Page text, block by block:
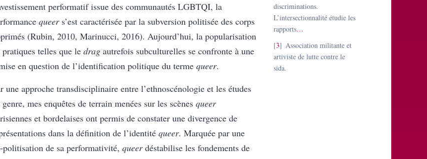
performatif issue des communautés LGBTQI, la
queers’est caractérisée par la subversion politisée des corps
(Rubin, 2010, Marinucci, 2016). Aujourd’hui, la popularisation
pratiques telles que le drag autrefois subculturelles se confronte à une
en question de l’identification politique du terme queer.
une approche transdisciplinaire entre l’ethnoscénologie et les études
genre, mes enquêtes de terrain menées sur les scènes queer
et bordelaises ont permis de constater une divergence de
dans la définition de l’identité queer. Marquée par une
politisation de sa performativité, queerdéstabilise les fondements de
discriminations.
L’intersectionnalité étudie les
rapports…
3
Association militante et
artiviste de lutte contre le
sida.